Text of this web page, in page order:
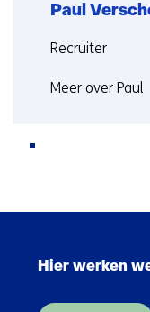
Paul
Functie:
Recruiter
Meer over Paul
Hier werken